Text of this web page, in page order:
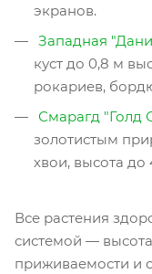
экранов.
Западная
куст до 0,8 м
рокариев,
Смарагд "Голд
золотистым
хвои, высота до
Все растения
системой —
приживаемости и